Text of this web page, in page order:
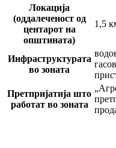
Локација
(оддалеченост од
центарот на
општината)
1,5
Инфраструктурата
во зоната
Претпријатија што
работат во зоната